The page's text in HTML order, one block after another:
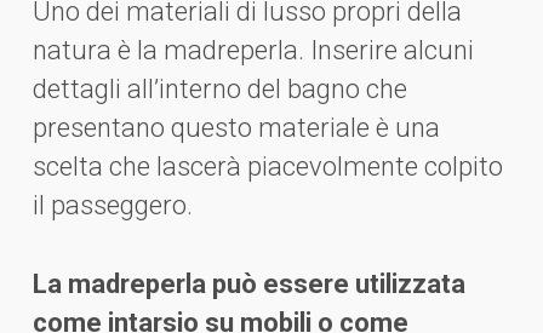
Uno dei materiali di lusso propri della
natura è la madreperla. Inserire alcuni
dettagli all’interno del bagno che
presentano questo materiale è una
scelta che lascerà piacevolmente colpito
il passeggero.
La madreperla può essere utilizzata
come intarsio su mobili o come